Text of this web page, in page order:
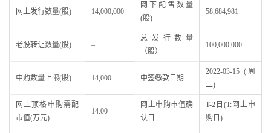
网上发行数量(股) 14,000,000
网下配售数量
(股)
58,684,981
老股转让数量(股) –
总发行数量
（股）
100,000,000
申购数量上限(股) 14,000 中签缴款日期
2022-03-15 (周
二)
网上顶格申购需配
市值(万元)
14.00
网上申购市值确
认日
T-2日(T:网上申
购日)